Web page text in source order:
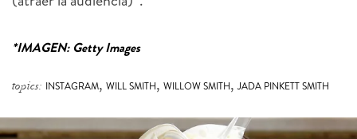
*IMAGEN: Getty Images
topics: INSTAGRAM, WILL SMITH, WILLOW SMITH, JADA PINKETT SMITH